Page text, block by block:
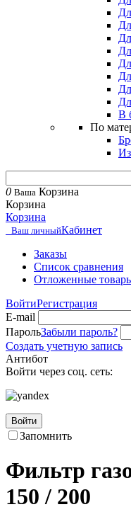
В
По
0 Ваша Корзина
Корзина
Корзина
Ваш личныйКабинет
Заказы
Список сравнения
Отложенные
ВойтиРегистрация
E-mail
ПарольЗабыли пароль?
Создать учетную запись
Антибот
Войти через соц. сеть:
Войти
Запомнить
Фильтр
150 / 200